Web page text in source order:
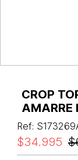
CROP
AMARRE
Ref:
$
$34.995